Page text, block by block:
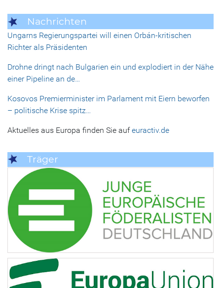
Nachrichten
Ungarns Regierungspartei will einen Orbán-kritischen
Richter als Präsidenten
Drohne dringt nach Bulgarien ein und explodiert in der Nähe
einer Pipeline an de…
Kosovos Premierminister im Parlament mit Eiern beworfen
– politische Krise spitz…
Aktuelles aus Europa finden Sie aufeuractiv.de
Träger